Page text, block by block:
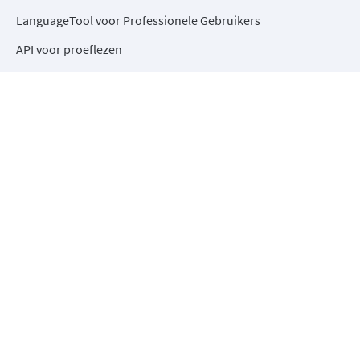
LanguageTool voor Professionele Gebruikers
API voor proeflezen